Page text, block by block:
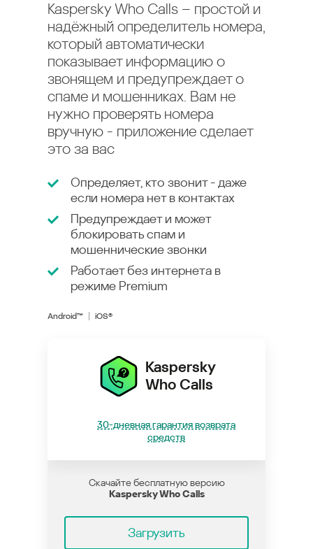
Kaspersky Who Calls – простой и
надёжный определитель номера,
который автоматически
показывает информацию о
звонящем и предупреждает о
спаме и мошенниках. Вам не
нужно проверять номера
вручную - приложение сделает
это за вас
Определяет, кто звонит - даже
если номера нет в контактах
Предупреждает и может
блокировать спам и
мошеннические звонки
Работает без интернета в
режиме Premium
Android™ iOS®
Kaspersky
Who Calls
30-дневная гарантия возврата
средств
Скачайте бесплатную версию
Kaspersky Who Calls
Загрузить